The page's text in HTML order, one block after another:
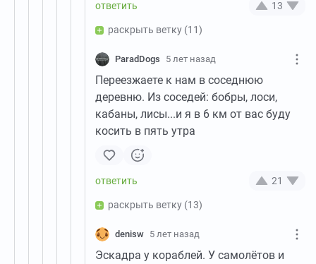
13
раскрыть ветку (11)
ParadDogs 5 лет назад
Переезжаете к нам в соседнюю
деревню. Из соседей: бобры, лоси,
кабаны, лисы...и я в 6 км от вас буду
косить в пять утра
21
раскрыть ветку (13)
denisw 5 лет назад
Эскадра у кораблей. У самолётов и